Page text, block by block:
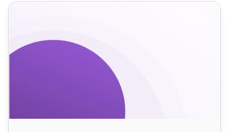
Live Chat mallid